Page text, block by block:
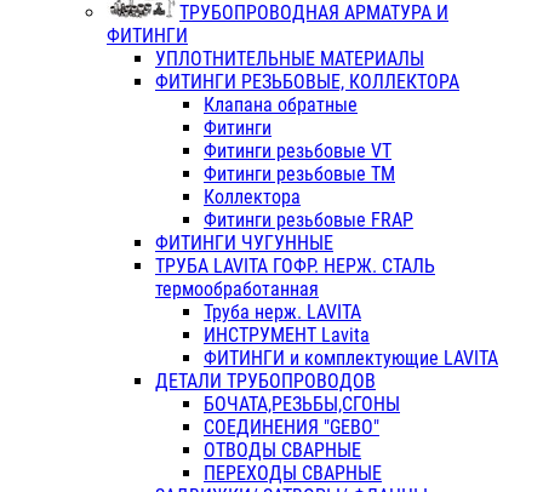
ТРУБОПРОВОДНАЯ АРМАТУРА И
ФИТИНГИ
УПЛОТНИТЕЛЬНЫЕ МАТЕРИАЛЫ
ФИТИНГИ РЕЗЬБОВЫЕ, КОЛЛЕКТОРА
Клапана обратные
Фитинги
Фитинги резьбовые VT
Фитинги резьбовые ТМ
Коллектора
Фитинги резьбовые FRAP
ФИТИНГИ ЧУГУННЫЕ
ТРУБА LAVITA ГОФР. НЕРЖ. СТАЛЬ
термообработанная
Труба нерж. LAVITA
ИНСТРУМЕНТ Lavita
ФИТИНГИ и комплектующие LAVITA
ДЕТАЛИ ТРУБОПРОВОДОВ
БОЧАТА,РЕЗЬБЫ,СГОНЫ
СОЕДИНЕНИЯ "GEBO"
ОТВОДЫ СВАРНЫЕ
ПЕРЕХОДЫ СВАРНЫЕ